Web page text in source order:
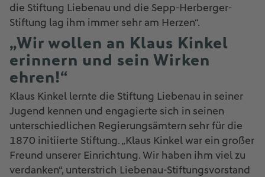
die Stiftung Liebenau und die Sepp-Herberger-
Stiftung lag ihm immer sehr am Herzen“.
„Wir wollen an Klaus Kinkel
erinnern und sein Wirken
ehren!“
Klaus Kinkel lernte die Stiftung Liebenau in seiner
Jugend kennen und engagierte sich in seinen
unterschiedlichen Regierungsämtern sehr für die
1870 initiierte Stiftung. „Klaus Kinkel war ein großer
Freund unserer Einrichtung. Wir haben ihm viel zu
verdanken“, unterstrich Liebenau-Stiftungsvorstand